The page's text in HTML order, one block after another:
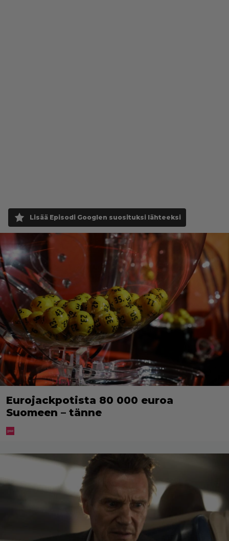
Lisää Episodi Googlen suosituksi lähteeksi
Eurojackpotista 80 000 euroa
Suomeen – tänne